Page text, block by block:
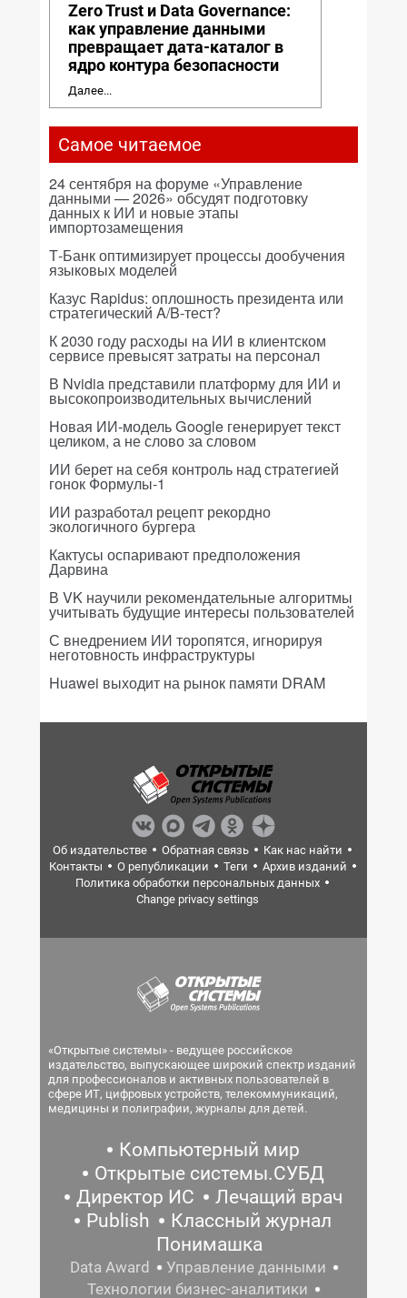
Zero Trust и Data Governance:
как управление данными
превращает дата-каталог в
ядро контура безопасности
Далее...
Самое читаемое
24 сентября на форуме «Управление
данными — 2026» обсудят подготовку
данных к ИИ и новые этапы
импортозамещения
Т-Банк оптимизирует процессы дообучения
языковых моделей
Казус Rapidus: оплошность президента или
стратегический A/B-тест?
К 2030 году расходы на ИИ в клиентском
сервисе превысят затраты на персонал
В Nvidia представили платформу для ИИ и
высокопроизводительных вычислений
Новая ИИ-модель Google генерирует текст
целиком, а не слово за словом
ИИ берет на себя контроль над стратегией
гонок Формулы-1
ИИ разработал рецепт рекордно
экологичного бургера
Кактусы оспаривают предположения
Дарвина
В VK научили рекомендательные алгоритмы
учитывать будущие интересы пользователей
С внедрением ИИ торопятся, игнорируя
неготовность инфраструктуры
Huawei выходит на рынок памяти DRAM
Об издательстве Обратная связь
Как нас найти
Контакты
О републикации Теги
Архив изданий
Политика обработки персональных данных
Change privacy settings
«Открытые системы» - ведущее российское
издательство, выпускающее широкий спектр изданий
для профессионалов и активных пользователей в
сфере ИТ, цифровых устройств, телекоммуникаций,
медицины и полиграфии, журналы для детей.
Компьютерный мир
Открытые системы.СУБД
Директор ИС
Лечащий врач
Publish
Классный журнал
Понимашка
Data Award
Управление данными
Технологии бизнес-аналитики